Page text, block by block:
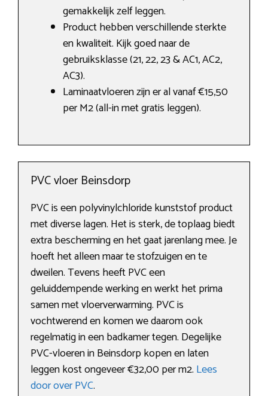
gemakkelijk zelf leggen.
Product hebben verschillende sterkte
en kwaliteit. Kijk goed naar de
gebruiksklasse (21, 22, 23 & AC1, AC2,
AC3).
Laminaatvloeren zijn er al vanaf €15,50
per M2 (all-in met gratis leggen).
PVC vloer Beinsdorp
PVC is een polyvinylchloride kunststof product
met diverse lagen. Het is sterk, de toplaag biedt
extra bescherming en het gaat jarenlang mee. Je
hoeft het alleen maar te stofzuigen en te
dweilen. Tevens heeft PVC een
geluiddempende werking en werkt het prima
samen met vloerverwarming. PVC is
vochtwerend en komen we daarom ook
regelmatig in een badkamer tegen. Degelijke
PVC-vloeren in Beinsdorp kopen en laten
leggen kost ongeveer €32,00 per m2. Lees
door over PVC.